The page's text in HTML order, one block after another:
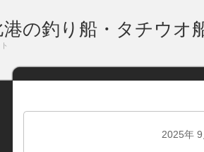
の釣り船・タチウオ
2025年